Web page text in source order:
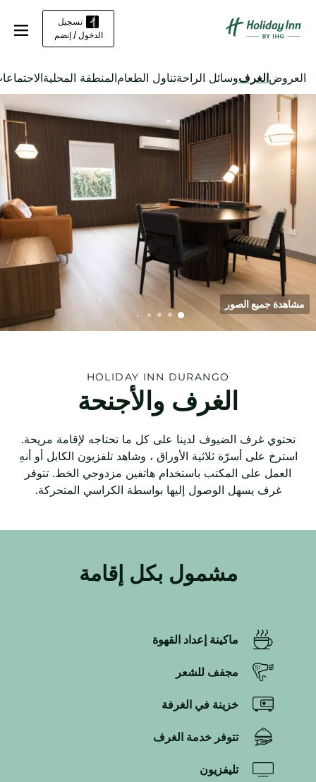
تسجيل
الدخول / إنضم
العروضالغرفوسائل الراحةتناول الطعامالمنطقة المحلية
مشاهدة جميع الصور
HOLIDAY INN DURANGO
الغرف والأجنحة
تحتوي غرف الضيوف لدينا على كل ما تحتاجه لإقامة مريحة.
استرخ على أسرّة ثلاثية الأوراق ، وشاهد تلفزيون الكابل أو أنهِ
العمل على المكتب باستخدام هاتفين مزدوجي الخط. تتوفر
غرف يسهل الوصول إليها بواسطة الكراسي المتحركة.
مشمول بكل إقامة
ماكينة إعداد القهوة
مجفف للشعر
خزينة في الغرفة
تتوفر خدمة الغرف
تليفزيون